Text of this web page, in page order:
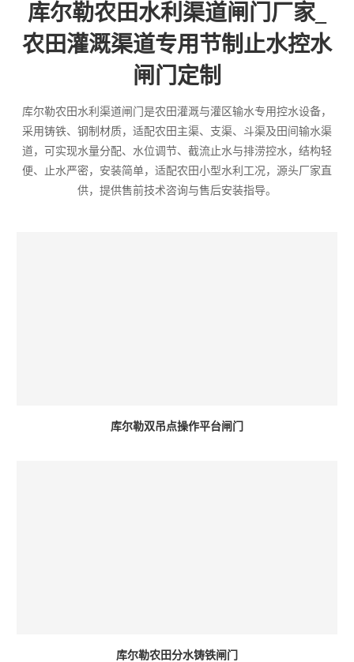
库尔勒农田水利渠道闸门厂家_
农田灌溉渠道专用节制止水控水
闸门定制
库尔勒农田水利渠道闸门是农田灌溉与灌区输水专用控水设备，
采用铸铁、钢制材质，适配农田主渠、支渠、斗渠及田间输水渠
道，可实现水量分配、水位调节、截流止水与排涝控水，结构轻
便、止水严密，安装简单，适配农田小型水利工况，源头厂家直
供，提供售前技术咨询与售后安装指导。
库尔勒双吊点操作平台闸门
库尔勒农田分水铸铁闸门